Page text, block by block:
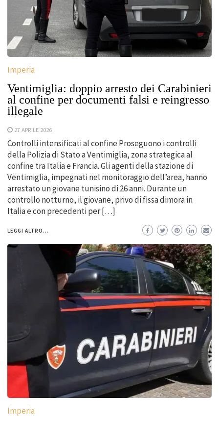
Imperia
Ventimiglia: doppio arresto dei Carabinieri
al confine per documenti falsi e reingresso
illegale
27 APRILE 2026
Controlli intensificati al confine Proseguono i controlli
della Polizia di Stato a Ventimiglia, zona strategica al
confine tra Italia e Francia. Gli agenti della stazione di
Ventimiglia, impegnati nel monitoraggio dell’area, hanno
arrestato un giovane tunisino di 26 anni. Durante un
controllo notturno, il giovane, privo di fissa dimora in
Italia e con precedenti per […]
LEGGI ALTRO...
Imperia